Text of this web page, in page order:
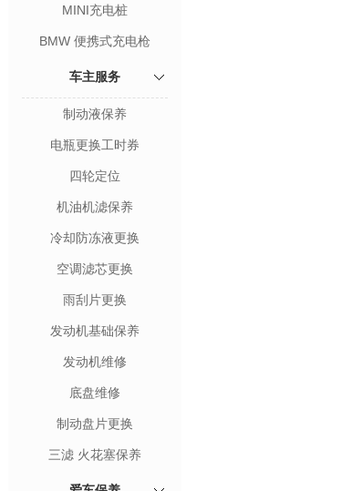
MINI充电桩
BMW 便携式充电枪
车主服务
制动液保养
电瓶更换工时券
四轮定位
机油机滤保养
冷却防冻液更换
空调滤芯更换
雨刮片更换
发动机基础保养
发动机维修
底盘维修
制动盘片更换
三滤 火花塞保养